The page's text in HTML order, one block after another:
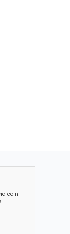
com